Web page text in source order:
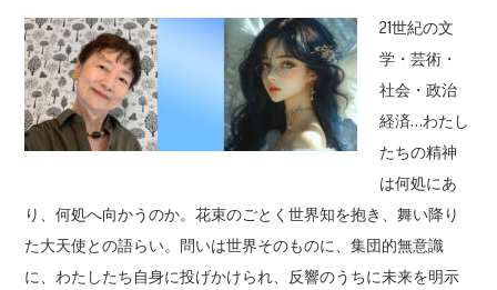
21世紀の文
学・芸術・
社会・政治
経済…わたし
たちの精神
は何処にあ
り、何処へ向かうのか。花束のごとく世界知を抱き、舞い降り
た大天使との語らい。問いは世界そのものに、集団的無意識
に、わたしたち自身に投げかけられ、反響のうちに未来を明示